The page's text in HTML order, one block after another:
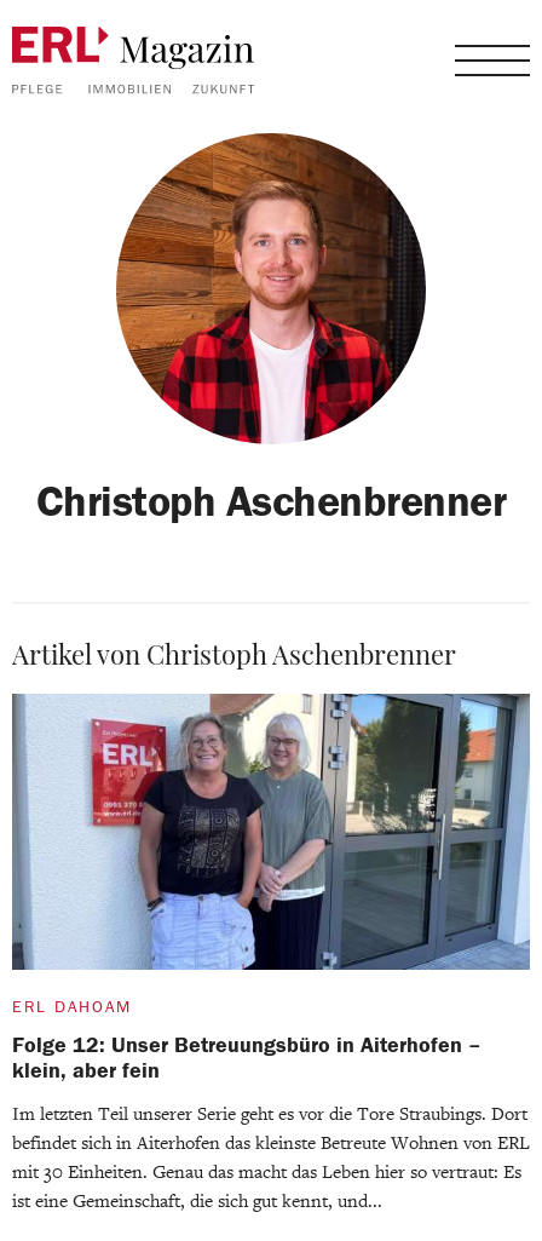
Christoph Aschenbrenner
Artikel von Christoph Aschenbrenner
ERL DAHOAM
Folge 12: Unser Betreuungsbüro in Aiterhofen –
klein, aber fein
Im letzten Teil unserer Serie geht es vor die Tore Straubings. Dort
befindet sich in Aiterhofen das kleinste Betreute Wohnen von ERL
mit 30 Einheiten. Genau das macht das Leben hier so vertraut: Es
ist eine Gemeinschaft, die sich gut kennt, und...